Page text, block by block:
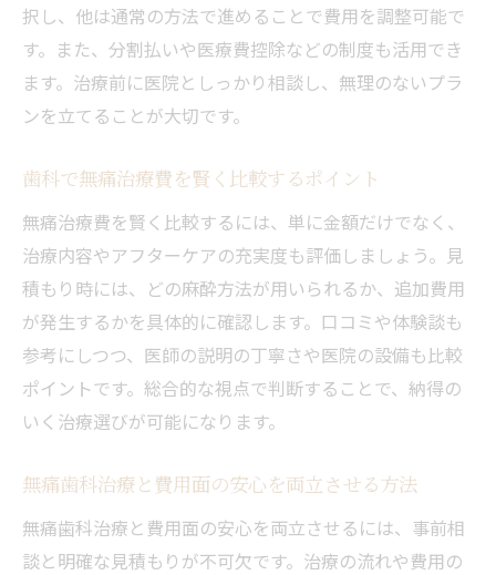
択し、他は通常の方法で進めることで費用を調整可能で
す。また、分割払いや医療費控除などの制度も活用でき
ます。治療前に医院としっかり相談し、無理のないプラ
ンを立てることが大切です。
歯科で無痛治療費を賢く比較するポイント
無痛治療費を賢く比較するには、単に金額だけでなく、
治療内容やアフターケアの充実度も評価しましょう。見
積もり時には、どの麻酔方法が用いられるか、追加費用
が発生するかを具体的に確認します。口コミや体験談も
参考にしつつ、医師の説明の丁寧さや医院の設備も比較
ポイントです。総合的な視点で判断することで、納得の
いく治療選びが可能になります。
無痛歯科治療と費用面の安心を両立させる方法
無痛歯科治療と費用面の安心を両立させるには、事前相
談と明確な見積もりが不可欠です。治療の流れや費用の